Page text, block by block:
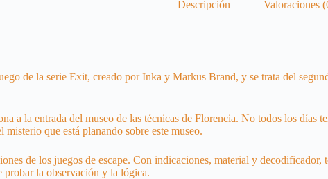
Descripción Valoraciones
de la serie Exit, creado por Inka y Markus Brand, y se trata del
a la entrada del museo de las técnicas de Florencia. No todos los
que está planando sobre este museo.
de los juegos de escape. Con indicaciones, material y
probar la observación y la lógica.